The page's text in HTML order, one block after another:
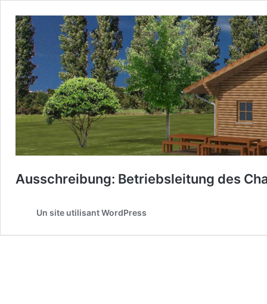
Ausschreibung: Betriebsleitung des
Un site utilisant WordPress